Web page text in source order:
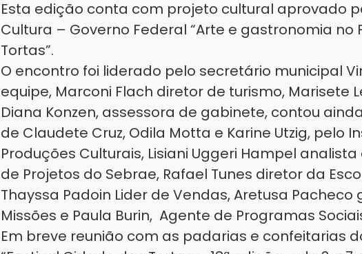
Esta edição conta com projeto cultural aprovado
Cultura – Governo Federal “Arte e gastronomia no
Tortas”.
O encontro foi liderado pelo secretário municipal
equipe, Marconi Flach diretor de turismo, Marisete
Diana Konzen, assessora de gabinete, contou
de Claudete Cruz, Odila Motta e Karine Utzig, pelo
Produções Culturais, Lisiani Uggeri Hampel
de Projetos do Sebrae, Rafael Tunes diretor da
Thayssa Padoin Lider de Vendas, Aretusa Pacheco
Missões e Paula Burin, Agente de Programas
Em breve reunião com as padarias e confeitarias